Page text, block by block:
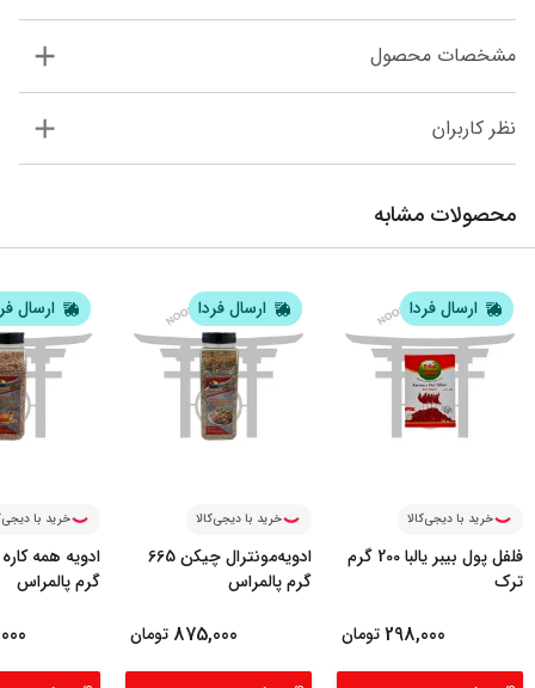
مشخصات محصول
نظر کاربران
محصولات مشابه
ارسال فردا
خرید با دیجی‌کالا
فلفل پول بیبر یالبا 200 گرم
ترک
298,000 تومان
ارسال فردا
خرید با دیجی‌کالا
ادویه‌مونترال چیکن 665
گرم پالمراس
875,000 تومان
ارسال
خرید با
گرم پالمراس